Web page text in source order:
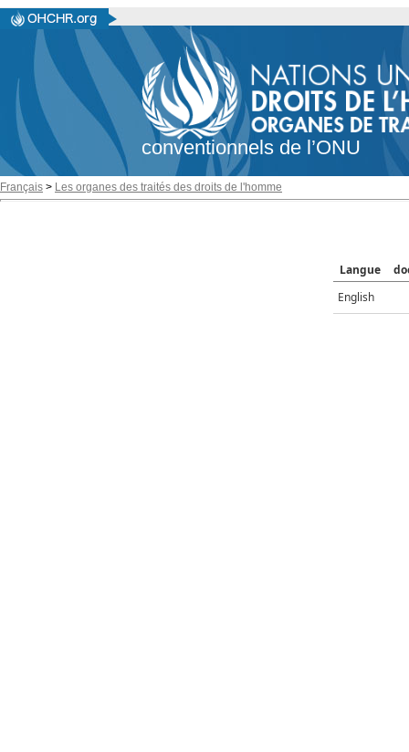
conventionnels de l’ONU
Français > Les organes des traités des droits de l'homme
Langue
English